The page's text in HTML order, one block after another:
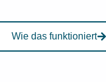
Wie das funktioniert